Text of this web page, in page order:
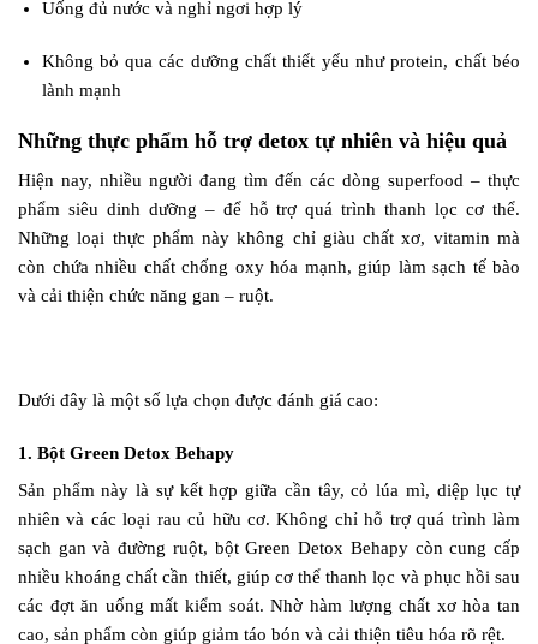
Uống đủ nước và nghỉ ngơi hợp lý
Không bỏ qua các dưỡng chất thiết yếu như protein, chất béo
lành mạnh
Những thực phẩm hỗ trợ detox tự nhiên và hiệu quả
Hiện nay, nhiều người đang tìm đến các dòng superfood – thực
phẩm siêu dinh dưỡng – để hỗ trợ quá trình thanh lọc cơ thể.
Những loại thực phẩm này không chỉ giàu chất xơ, vitamin mà
còn chứa nhiều chất chống oxy hóa mạnh, giúp làm sạch tế bào
và cải thiện chức năng gan – ruột.
Dưới đây là một số lựa chọn được đánh giá cao:
1. Bột Green Detox Behapy
Sản phẩm này là sự kết hợp giữa cần tây, cỏ lúa mì, diệp lục tự
nhiên và các loại rau củ hữu cơ. Không chỉ hỗ trợ quá trình làm
sạch gan và đường ruột, bột Green Detox Behapy còn cung cấp
nhiều khoáng chất cần thiết, giúp cơ thể thanh lọc và phục hồi sau
các đợt ăn uống mất kiểm soát. Nhờ hàm lượng chất xơ hòa tan
cao, sản phẩm còn giúp giảm táo bón và cải thiện tiêu hóa rõ rệt.